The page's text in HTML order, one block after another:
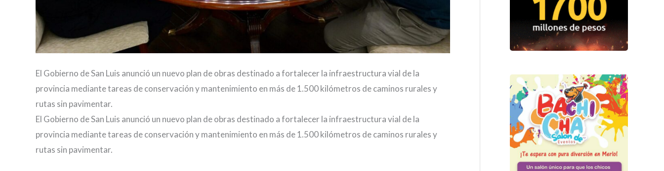
El Gobierno de San Luis anunció un nuevo plan de obras destinado a fortalecer la infraestructura vial de la
provincia mediante tareas de conservación y mantenimiento en más de 1.500 kilómetros de caminos rurales y
rutas sin pavimentar.
El Gobierno de San Luis anunció un nuevo plan de obras destinado a fortalecer la infraestructura vial de la
provincia mediante tareas de conservación y mantenimiento en más de 1.500 kilómetros de caminos rurales y
rutas sin pavimentar.